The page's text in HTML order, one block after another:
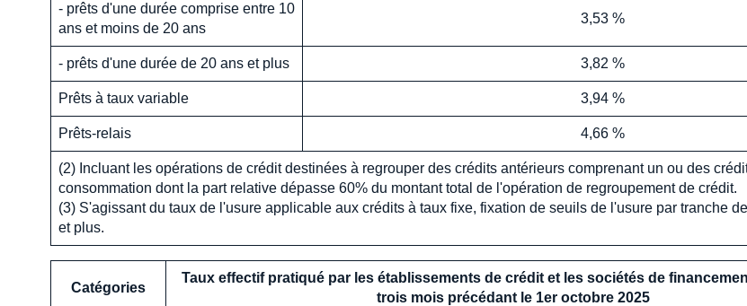
- prêts d'une durée comprise entre 10
ans et moins de 20 ans
3,53 %
- prêts d'une durée de 20 ans et plus 3,82 %
Prêts à taux variable 3,94 %
Prêts-relais 4,66 %
(2) Incluant les opérations de crédit destinées à regrouper des crédits antérieurs comprenant un ou des
consommation dont la part relative dépasse 60% du montant total de l'opération de regroupement de crédit.
(3) S'agissant du taux de l'usure applicable aux crédits à taux fixe, fixation de seuils de l'usure par tranche
et plus.
Catégories
Taux effectif pratiqué par les établissements de crédit et les sociétés de
trois mois précédant le 1er octobre 2025